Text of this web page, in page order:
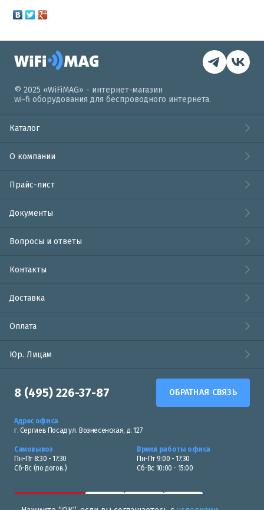
© 2025 «WiFiMAG» - интернет-магазин
wi-fi оборудования для беспроводного интернета.
Каталог
О компании
Прайс-лист
Документы
Вопросы и ответы
Контакты
Доставка
Оплата
Юр. Лицам
8 (495) 226-37-87 ОБРАТНАЯ СВЯЗЬ
Адрес офиса
г. Сергиев Посад ул. Вознесенская, д. 127
Самовывоз
Пн-Пт 8:30 - 17:30
Сб-Вс (по догов.)
Время работы офиса
Пн-Пт 9:00 - 17:30
Сб-Вс 10:00 - 15:00